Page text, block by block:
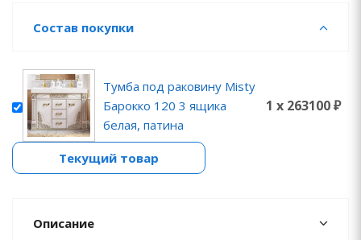
Состав покупки
Тумба под раковину Misty
Барокко 120 3 ящика
белая, патина
1 x 263100 ₽
Текущий товар
Описание